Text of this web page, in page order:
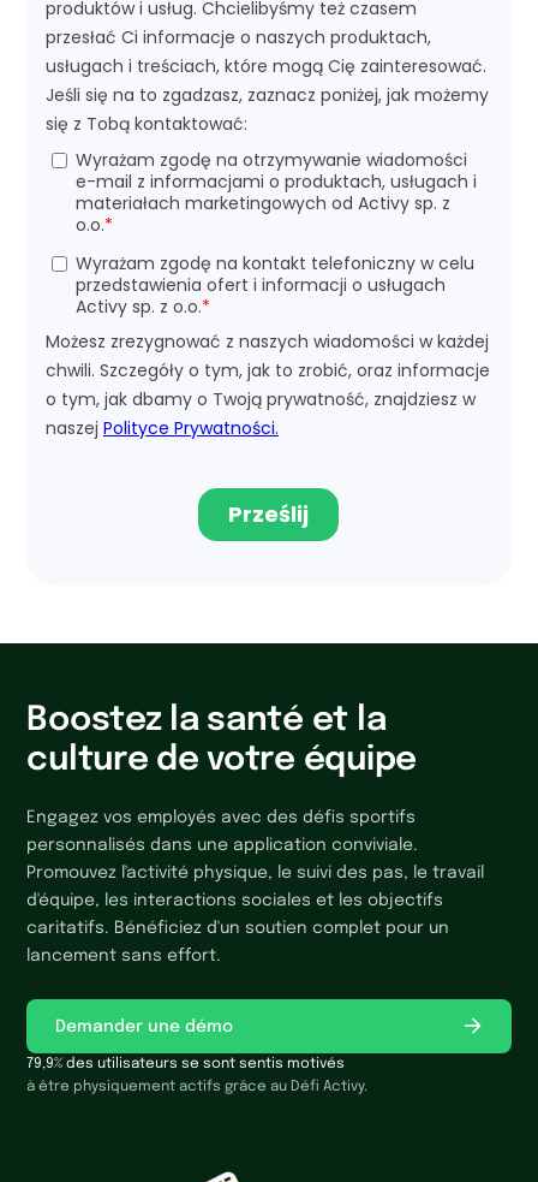
Boostez la santé et la
culture de votre équipe
Engagez vos employés avec des défis sportifs
personnalisés dans une application conviviale.
Promouvez l'activité physique, le suivi des pas, le travail
d'équipe, les interactions sociales et les objectifs
caritatifs. Bénéficiez d'un soutien complet pour un
lancement sans effort.
Demander une démo
79,9% des utilisateurs se sont sentis motivés
à être physiquement actifs grâce au Défi Activy.